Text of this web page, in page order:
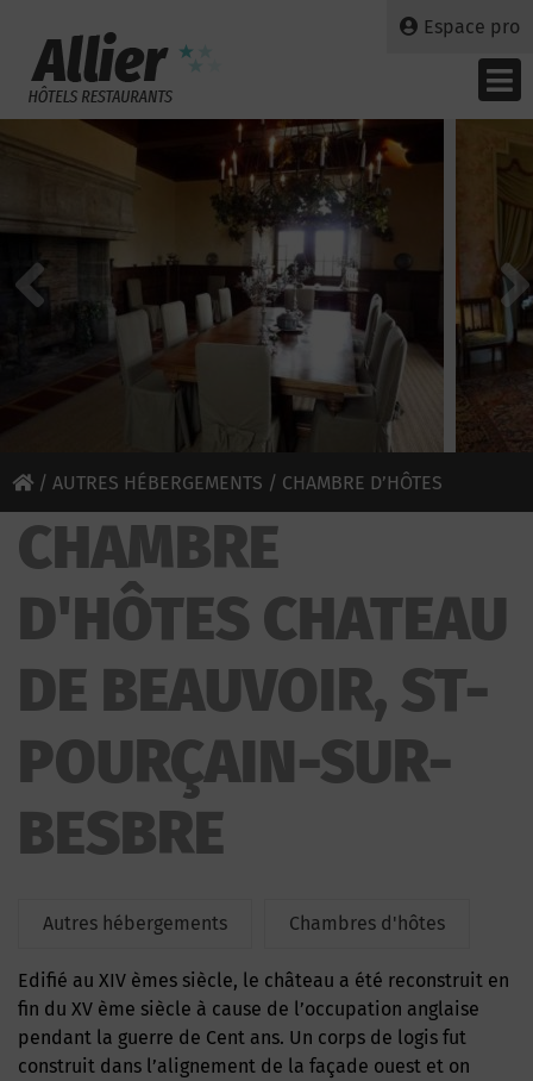
Espace pro
/ AUTRES HÉBERGEMENTS / CHAMBRE D’HÔTES
CHATEAU DE BEAUVOIR
CHAMBRE
D'HÔTES CHATEAU
DE BEAUVOIR, ST-
POURÇAIN-SUR-
BESBRE
Autres hébergements Chambres d'hôtes
Edifié au XIV èmes siècle, le château a été reconstruit en
fin du XV ème siècle à cause de l’occupation anglaise
pendant la guerre de Cent ans. Un corps de logis fut
construit dans l’alignement de la façade ouest et on